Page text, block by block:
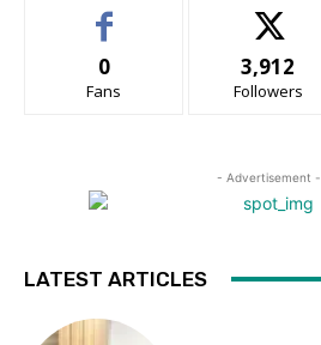
0
Fans
3,912
Followers
- Advertisement -
LATEST ARTICLES